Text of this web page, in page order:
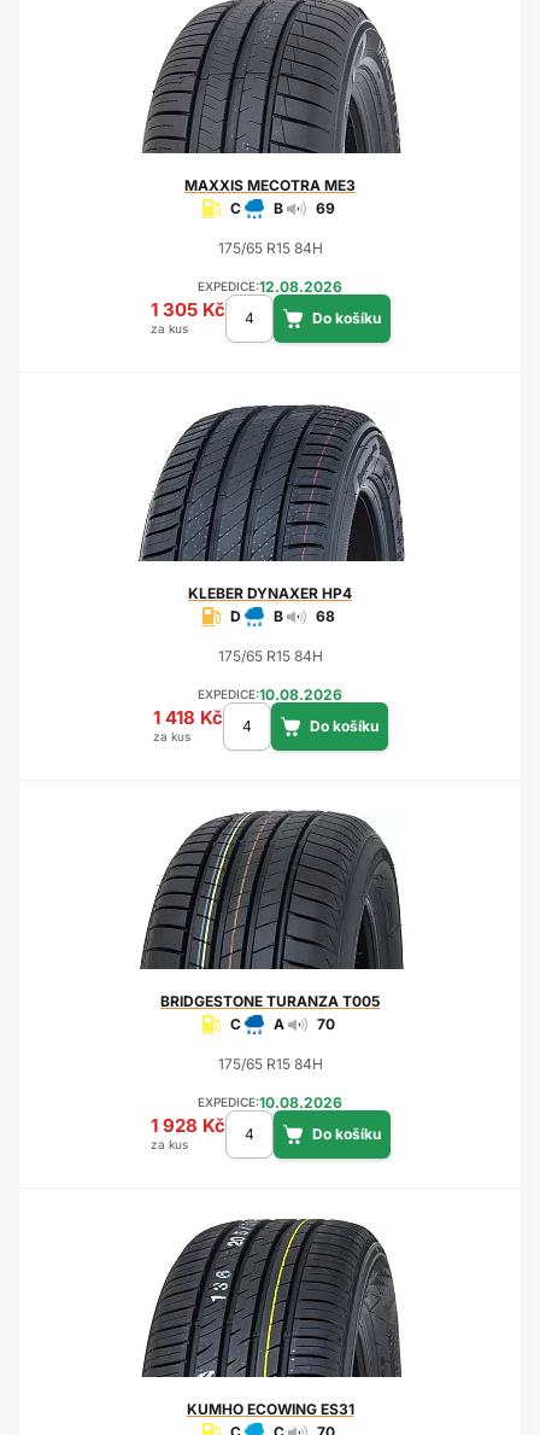
MAXXIS MECOTRA ME3
C
B 69
175/65 R15 84H
EXPEDICE:12.08.2026
1 305 Kč
za kus
KLEBER DYNAXER HP4
D
B 68
175/65 R15 84H
EXPEDICE:10.08.2026
1 418 Kč
za kus
BRIDGESTONE TURANZA T005
C
A 70
175/65 R15 84H
EXPEDICE:10.08.2026
1 928 Kč
za kus
KUMHOECOWING ES31